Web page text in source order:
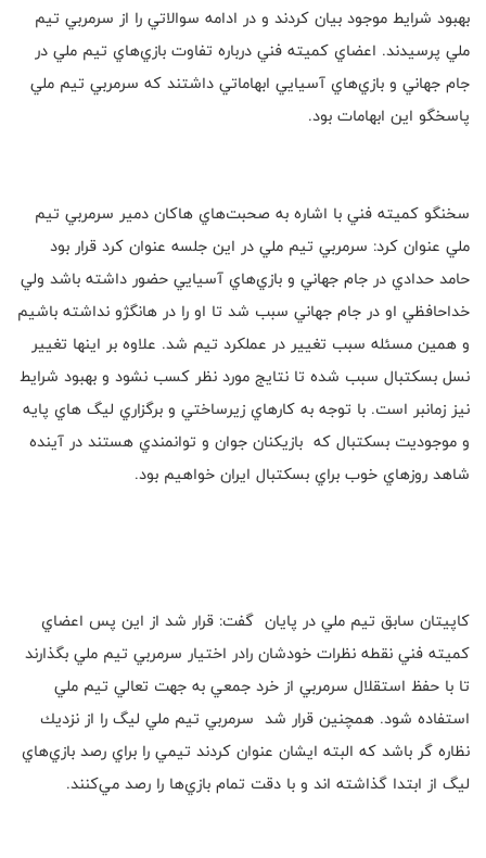
بهبود شرايط موجود بيان كردند و در ادامه سوالاتي را از سرمربي تيم
ملي پرسيدند. اعضاي كميته فني درباره تفاوت بازي‌هاي تيم ملي در
جام جهاني و بازي‌هاي آسيايي ابهاماتي داشتند كه سرمربي تيم ملي
پاسخگو اين ابهامات بود.
سخنگو كميته فني با اشاره به صحبت‌هاي هاكان دمير سرمربي تيم
ملي عنوان كرد: سرمربي تيم ملي در اين جلسه عنوان كرد قرار بود
حامد حدادي در جام جهاني و بازي‌هاي آسيايي حضور داشته باشد ولي
خداحافظي او در جام جهاني سبب شد تا او را در هانگژو نداشته باشيم
و همين مسئله سبب تغيير در عملكرد تيم شد. علاوه بر اينها تغيير
نسل بسكتبال سبب شده تا نتايج مورد نظر كسب نشود و بهبود شرايط
نيز زما‌نبر است. با توجه به كارهاي زيرساختي و برگزاري ليگ هاي پايه
و موجوديت بسكتبال كه بازيكنان جوان و توانمندي هستند در آينده
شاهد روزهاي خوب براي بسكتبال ايران خواهيم بود.
كاپيتان سابق تيم ملي در پايان گفت: قرار شد از اين پس اعضاي
كميته فني نقطه نظرات خودشان رادر اختيار سرمربي تيم ملي بگذارند
تا با حفظ استقلال سرمربي از خرد جمعي به جهت تعالي تيم ملي
استفاده شود. همچنين قرار شد سرمربي تيم ملي ليگ را از نزديك
نظاره گر باشد كه البته ايشان عنوان كردند تيمي را براي رصد بازي‌هاي
ليگ از ابتدا گذاشته اند و با دقت تمام بازي‌ها را رصد مي‌كنند.